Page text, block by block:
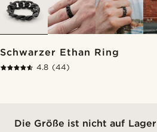
Schwarzer Ethan Ring
4.8 (44)
Die Größe ist nicht auf Lager